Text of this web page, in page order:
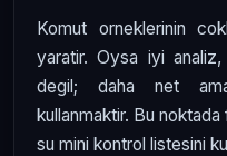
Komut orneklerinin
yaratir. Oysa iyi
degil; daha net
kullanmaktir. Bu
su mini kontrol listesini